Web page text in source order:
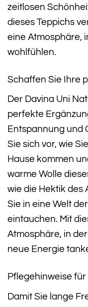
zeitlosen
dieses Teppichs
eine Atmosphäre,
wohlfühlen.
Schaffen Sie Ihre
Der Davina Uni
perfekte
Entspannung und
Sie sich vor, wie
Hause kommen
warme Wolle
wie die Hektik des
Sie in eine Welt
eintauchen. Mit
Atmosphäre, in
neue Energie
Pflegehinweise
Damit Sie lange